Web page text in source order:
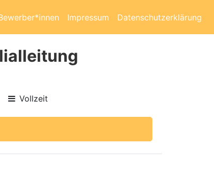
Impressum Datenschutzerklärung
Vollzeit